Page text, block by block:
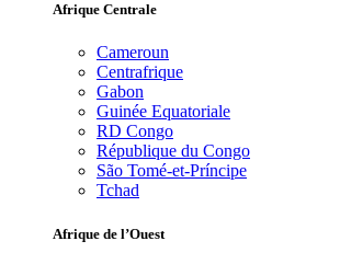
Afrique Centrale
Cameroun
Centrafrique
Gabon
Guinée Equatoriale
RD Congo
République du Congo
São Tomé-et-Príncipe
Tchad
Afrique de l’Ouest